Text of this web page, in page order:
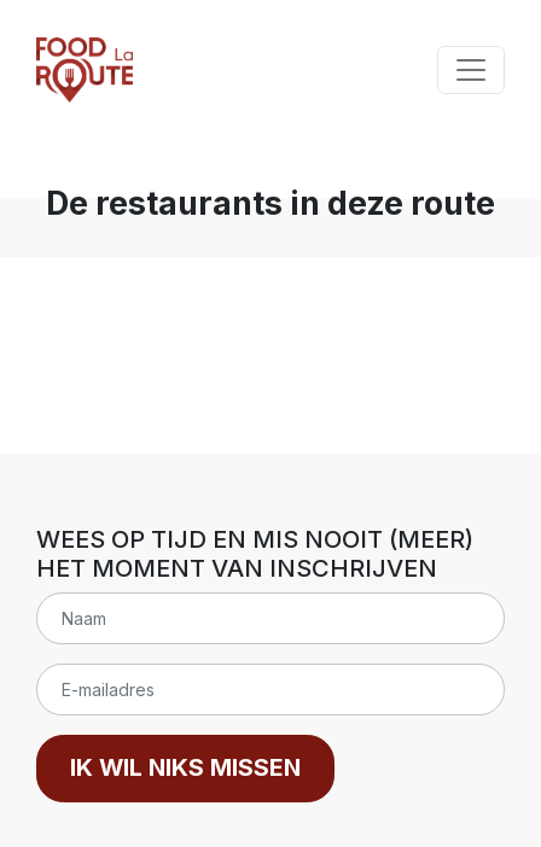
De restaurants in deze route
WEES OP TIJD EN MIS NOOIT (MEER)
HET MOMENT VAN INSCHRIJVEN
IK WIL NIKS MISSEN